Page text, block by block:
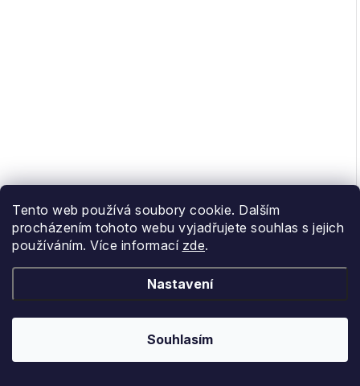
Tento web používá soubory cookie. Dalším
procházením tohoto webu vyjadřujete souhlas s jejich
používáním. Více informací zde.
Nastavení
Souhlasím
Compressport boxerky Seamless Boxer M black